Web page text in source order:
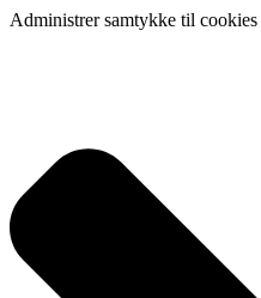
Administrer samtykke til cookies